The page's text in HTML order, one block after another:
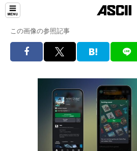
この画像の参照記事